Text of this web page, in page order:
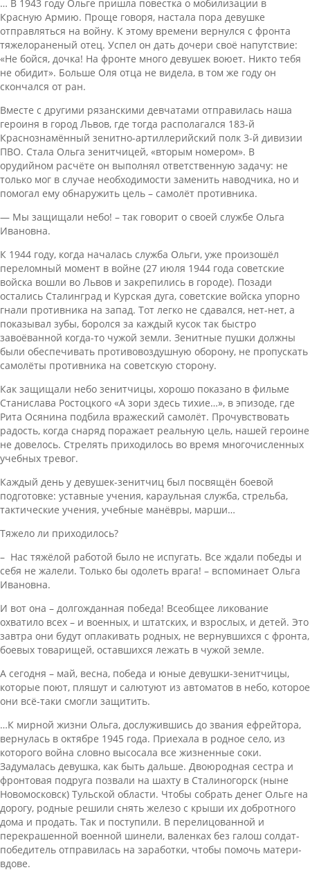
… В 1943 году Ольге пришла повестка о мобилизации в
Красную Армию. Проще говоря, настала пора девушке
отправляться на войну. К этому времени вернулся с фронта
тяжелораненый отец. Успел он дать дочери своё напутствие:
«Не бойся, дочка! На фронте много девушек воюет. Никто тебя
не обидит». Больше Оля отца не видела, в том же году он
скончался от ран.
Вместе с другими рязанскими девчатами отправилась наша
героиня в город Львов, где тогда располагался 183-й
Краснознамённый зенитно-артиллерийский полк 3-й дивизии
ПВО. Стала Ольга зенитчицей, «вторым номером». В
орудийном расчёте он выполнял ответственную задачу: не
только мог в случае необходимости заменить наводчика, но и
помогал ему обнаружить цель – самолёт противника.
— Мы защищали небо! – так говорит о своей службе Ольга
Ивановна.
К 1944 году, когда началась служба Ольги, уже произошёл
переломный момент в войне (27 июля 1944 года советские
войска вошли во Львов и закрепились в городе). Позади
остались Сталинград и Курская дуга, советские войска упорно
гнали противника на запад. Тот легко не сдавался, нет-нет, а
показывал зубы, боролся за каждый кусок так быстро
завоёванной когда-то чужой земли. Зенитные пушки должны
были обеспечивать противовоздушную оборону, не пропускать
самолёты противника на советскую сторону.
Как защищали небо зенитчицы, хорошо показано в фильме
Станислава Ростоцкого «А зори здесь тихие…», в эпизоде, где
Рита Осянина подбила вражеский самолёт. Прочувствовать
радость, когда снаряд поражает реальную цель, нашей героине
не довелось. Стрелять приходилось во время многочисленных
учебных тревог.
Каждый день у девушек-зенитчиц был посвящён боевой
подготовке: уставные учения, караульная служба, стрельба,
тактические учения, учебные манёвры, марши…
Тяжело ли приходилось?
– Нас тяжёлой работой было не испугать. Все ждали победы и
себя не жалели. Только бы одолеть врага! – вспоминает Ольга
Ивановна.
И вот она – долгожданная победа! Всеобщее ликование
охватило всех – и военных, и штатских, и взрослых, и детей. Это
завтра они будут оплакивать родных, не вернувшихся с фронта,
боевых товарищей, оставшихся лежать в чужой земле.
А сегодня – май, весна, победа и юные девушки-зенитчицы,
которые поют, пляшут и салютуют из автоматов в небо, которое
они всё-таки смогли защитить.
…К мирной жизни Ольга, дослужившись до звания ефрейтора,
вернулась в октябре 1945 года. Приехала в родное село, из
которого война словно высосала все жизненные соки.
Задумалась девушка, как быть дальше. Двоюродная сестра и
фронтовая подруга позвали на шахту в Сталиногорск (ныне
Новомосковск) Тульской области. Чтобы собрать денег Ольге на
дорогу, родные решили снять железо с крыши их добротного
дома и продать. Так и поступили. В перелицованной и
перекрашенной военной шинели, валенках без галош солдат-
победитель отправилась на заработки, чтобы помочь матери-
вдове.